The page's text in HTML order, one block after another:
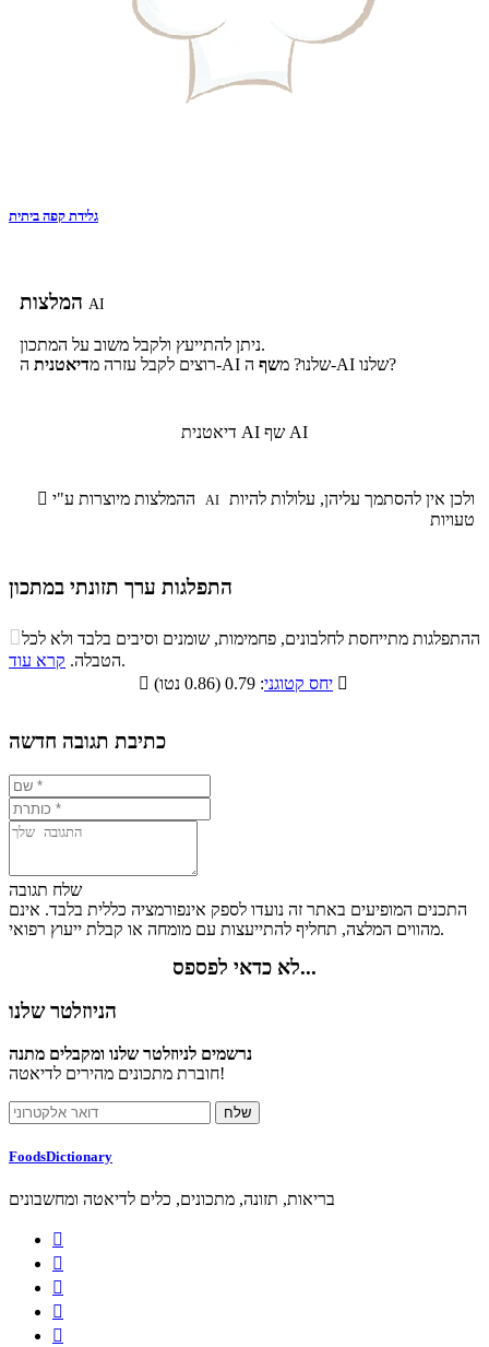
גלידת קפה ביתית
AI
ניתן להתייעץ ולקבל משוב על המתכון.
רוצים לקבל עזרה מדיאטנית ה-AI שלנו? משף ה-AI שלנו?
דיאטנית AI שף AI
 AI
טעויות
התפלגות ערך תזונתי במתכון
התפלגות ערך תזונתי במתכון
סיבים
תזונתיים
שומנים חלבונים
5.6% 47.7%
ההתפלגות מתייחסת לחלבונים, פחמימות, שומנים וסיבים בלבד ולא לכל
הטבלה. קרא עוד
.

יחס קטוגני 
כתיבת תגובה חדשה
שלח תגובה
התכנים המופיעים באתר זה נועדו לספק אינפורמציה כללית בלבד. אינם
מהווים המלצה, תחליף להתייעצות עם מומחה או קבלת ייעוץ רפואי.
לא כדאי לפספס...
הניוזלטר שלנו
נרשמים לניוזלטר שלנו ומקבלים מתנה
חוברת מתכונים מהירים לדיאטה!
FoodsDictionary
בריאות, תזונה, מתכונים, כלים לדיאטה ומחשבונים




